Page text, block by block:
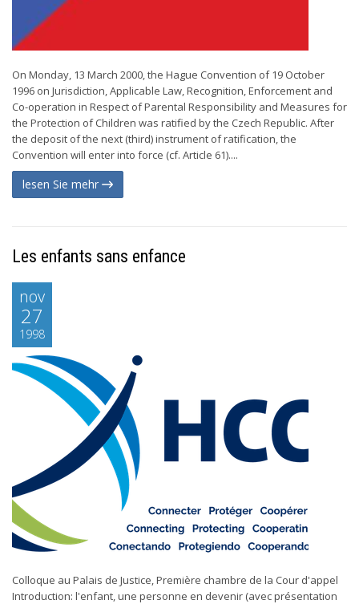
On Monday, 13 March 2000, the Hague Convention of 19 October
1996 on Jurisdiction, Applicable Law, Recognition, Enforcement and
Co-operation in Respect of Parental Responsibility and Measures for
the Protection of Children was ratified by the Czech Republic. After
the deposit of the next (third) instrument of ratification, the
Convention will enter into force (cf. Article 61)....
lesen Sie mehr
Les enfants sans enfance
nov
27
1998
Colloque au Palais de Justice, Première chambre de la Cour d'appel
Introduction: l'enfant, une personne en devenir (avec présentation